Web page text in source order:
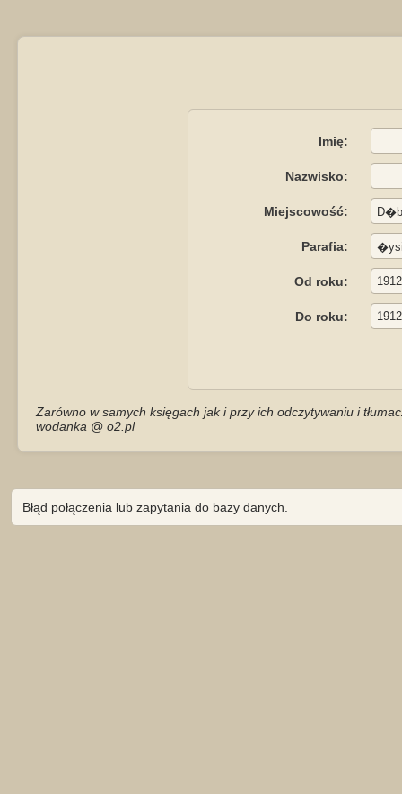
Imię:
Nazwisko:
Miejscowość:
Parafia:
Od roku:
Do roku:
Zarówno w samych księgach jak i przy ich odczytywaniu i
wodanka @ o2.pl
Błąd połączenia lub zapytania do bazy danych.